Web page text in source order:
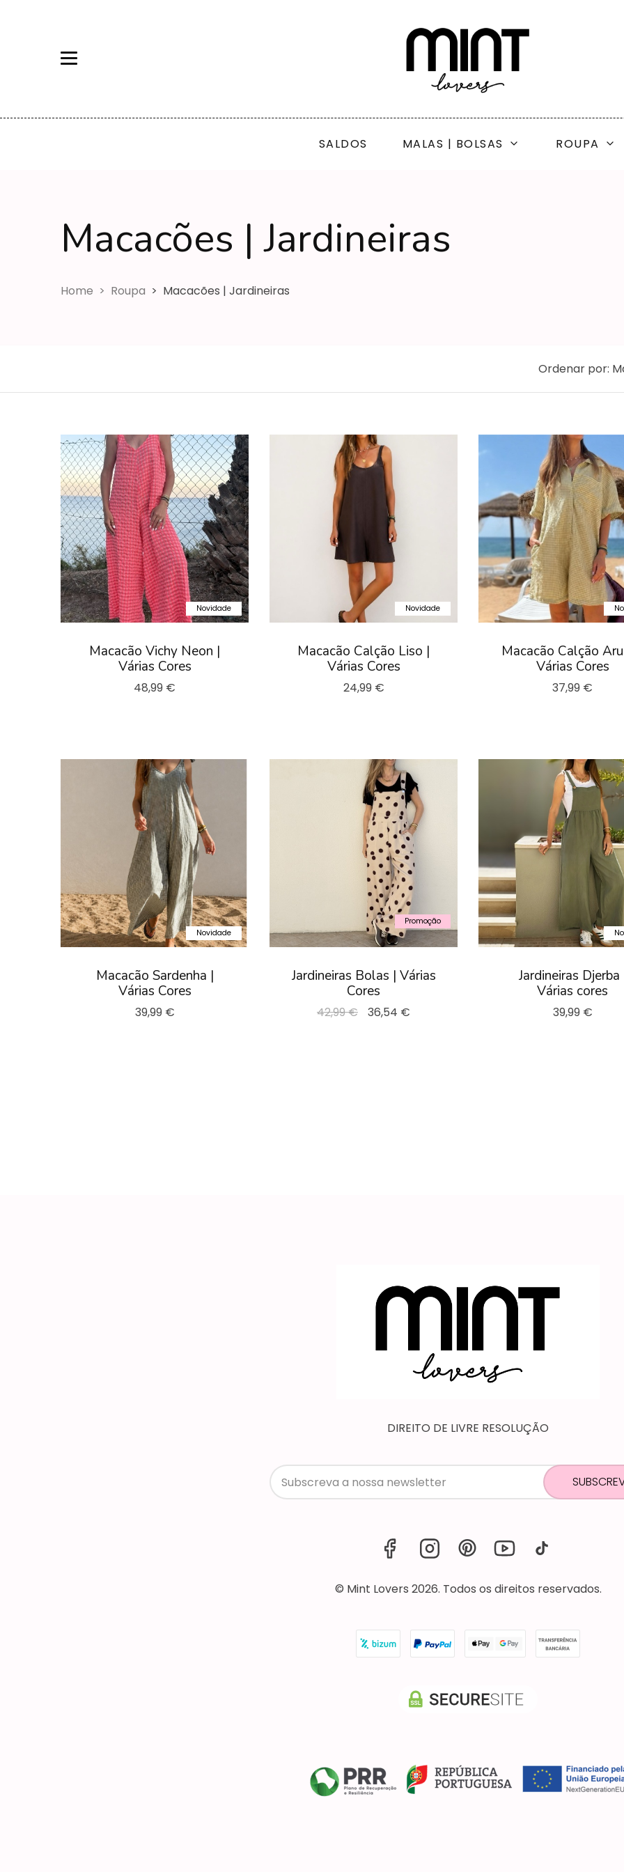
SALDOS MALAS | BOLSAS ROUPA
Macacões | Jardineiras
Macacões | Jardineiras
Home Roupa Macacões | Jardineiras
Ordenar por:
Novidade
Macacão Vichy Neon |
Várias Cores
48,99 €
Novidade
Macacão Calção Liso |
Várias Cores
24,99 €
Macacão Calção
Várias Cores
37,99 €
Novidade
Macacão Sardenha |
Várias Cores
39,99 €
Promoção
Jardineiras Bolas | Várias
Cores
42,99 € 36,54 €
Jardineiras Djerba
Várias cores
39,99 €
DIREITO DE LIVRE RESOLUÇÃO
© Mint Lovers 2026. Todos os direitos reservados.